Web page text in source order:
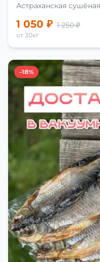
Астраханская
1 050 ₽ 1 250 ₽
от 30кг
-18%